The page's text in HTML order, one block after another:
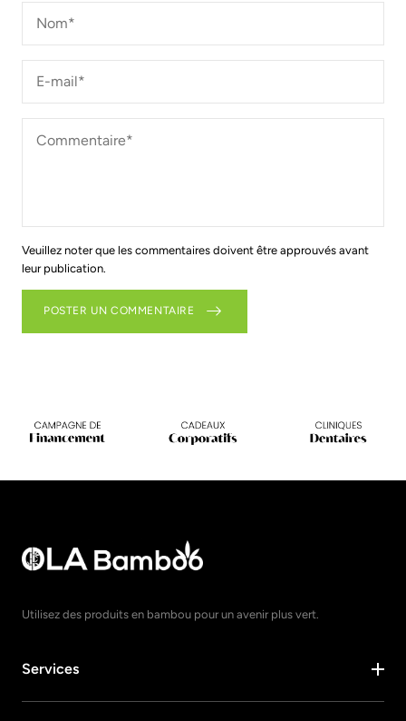
*
Veuillez noter que les commentaires doivent être approuvés avant
leur publication.
POSTER UN COMMENTAIRE
Utilisez des produits en bambou pour un avenir plus vert.
Services